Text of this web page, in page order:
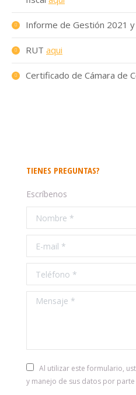
Informe de Gestión 2021
RUT aqui
Certificado de Cámara de
TIENES PREGUNTAS?
Escríbenos
Nombre *
E-mail *
Teléfono *
Mensaje *
Al utilizar este formulario,
y manejo de sus datos por